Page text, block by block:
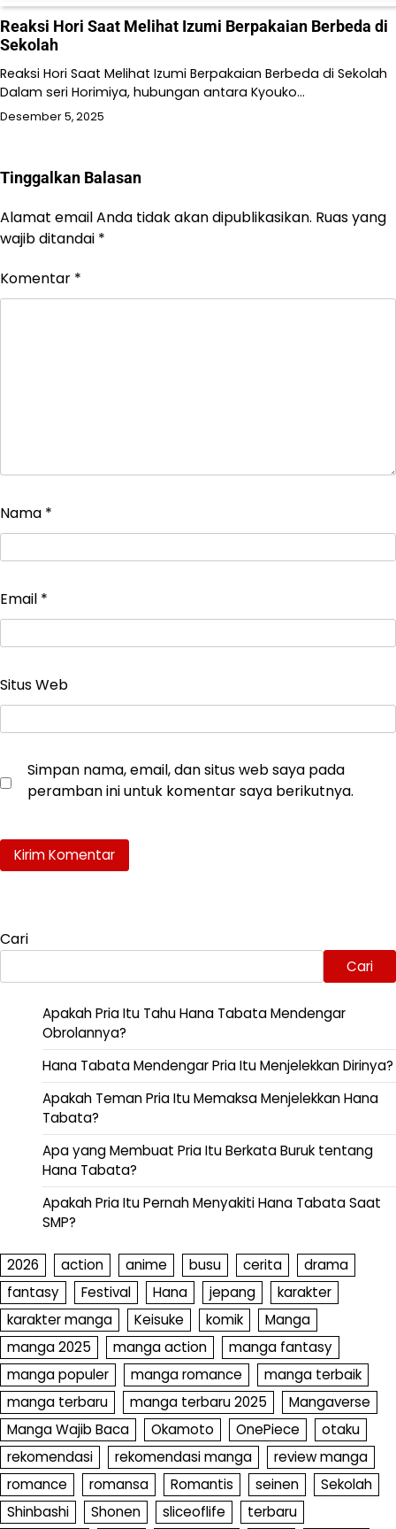
Reaksi Hori Saat Melihat Izumi Berpakaian Berbeda di
Sekolah
Reaksi Hori Saat Melihat Izumi Berpakaian Berbeda di Sekolah
Dalam seri Horimiya, hubungan antara Kyouko…
Desember 5, 2025
Tinggalkan Balasan
Alamat email Anda tidak akan dipublikasikan. Ruas yang
wajib ditandai *
Komentar *
Nama *
Email *
Situs Web
Simpan nama, email, dan situs web saya pada
peramban ini untuk komentar saya berikutnya.
Cari
Cari
Apakah Pria Itu Tahu Hana Tabata Mendengar
Obrolannya?
Hana Tabata Mendengar Pria Itu Menjelekkan Dirinya?
Apakah Teman Pria Itu Memaksa Menjelekkan Hana
Tabata?
Apa yang Membuat Pria Itu Berkata Buruk tentang
Hana Tabata?
Apakah Pria Itu Pernah Menyakiti Hana Tabata Saat
SMP?
2026 action anime busu cerita
drama
fantasy
Festival Hana jepang
karakter
karakter manga
Keisuke komik
Manga
manga 2025
manga action
manga fantasy
manga populer
manga romance
manga terbaik
manga terbaru
manga terbaru 2025
Mangaverse
Manga Wajib Baca
Okamoto OnePiece
otaku
rekomendasi
rekomendasi manga
review manga
romance
romansa Romantis seinen
Sekolah
Shinbashi
Shonen sliceoflife
terbaru